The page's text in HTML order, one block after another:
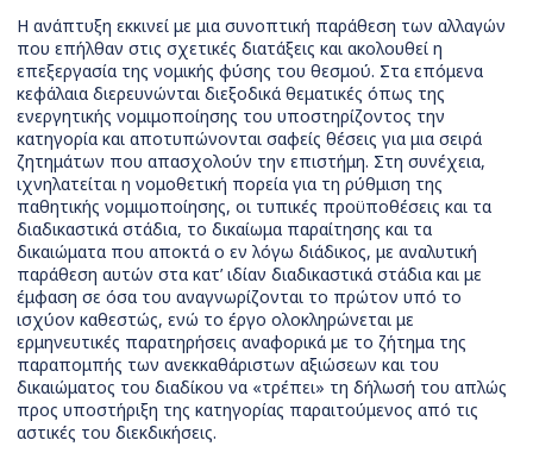
Η ανάπτυξη εκκινεί με μια συνοπτική παράθεση των αλλαγών
που επήλθαν στις σχετικές διατάξεις και ακολουθεί η
επεξεργασία της νομικής φύσης του θεσμού. Στα επόμενα
κεφάλαια διερευνώνται διεξοδικά θεματικές όπως της
ενεργητικής νομιμοποίησης του υποστηρίζοντος την
κατηγορία και αποτυπώνονται σαφείς θέσεις για μια σειρά
ζητημάτων που απασχολούν την επιστήμη. Στη συνέχεια,
ιχνηλατείται η νομοθετική πορεία για τη ρύθμιση της
παθητικής νομιμοποίησης, οι τυπικές προϋποθέσεις και τα
διαδικαστικά στάδια, το δικαίωμα παραίτησης και τα
δικαιώματα που αποκτά ο εν λόγω διάδικος, με αναλυτική
παράθεση αυτών στα κατ’ ιδίαν διαδικαστικά στάδια και με
έμφαση σε όσα του αναγνωρίζονται το πρώτον υπό το
ισχύον καθεστώς, ενώ το έργο ολοκληρώνεται με
ερμηνευτικές παρατηρήσεις αναφορικά με το ζήτημα της
παραπομπής των ανεκκαθάριστων αξιώσεων και του
δικαιώματος του διαδίκου να «τρέπει» τη δήλωσή του απλώς
προς υποστήριξη της κατηγορίας παραιτούμενος από τις
αστικές του διεκδικήσεις.